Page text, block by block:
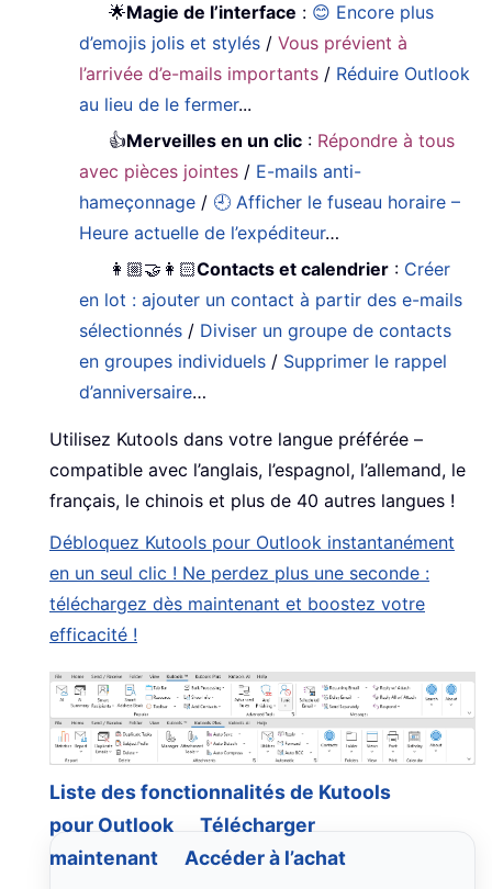
🌟Magie de l’interface : 😊 Encore plus
d’emojis jolis et stylés /Vous prévient à
l’arrivée d’e-mails importants / Réduire Outlook
au lieu de le fermer...
👍Merveilles en un clic : Répondre à tous
avec pièces jointes / E-mails anti-
hameçonnage / 🕘 Afficher le fuseau horaire –
Heure actuelle de l’expéditeur…
👩🏼‍🤝‍👩🏻Contacts et calendrier : Créer
en lot : ajouter un contact à partir des e-mails
sélectionnés / Diviser un groupe de contacts
en groupes individuels / Supprimer le rappel
d’anniversaire…
Utilisez Kutools dans votre langue préférée –
compatible avec l’anglais, l’espagnol, l’allemand, le
français, le chinois et plus de 40 autres langues !
Débloquez Kutools pour Outlook instantanément
en un seul clic ! Ne perdez plus une seconde :
téléchargez dès maintenant et boostez votre
efficacité !
Liste des fonctionnalités de Kutools
pour Outlook
Télécharger
maintenant
Accéder à l’achat